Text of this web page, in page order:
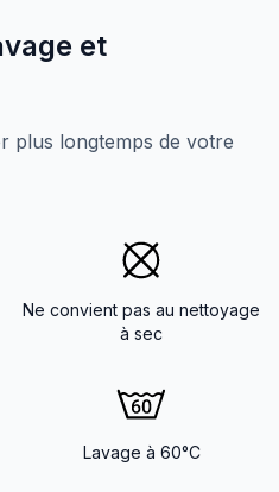
et
plus longtemps de votre
Ne convient pas au nettoyage
à sec
Lavage à 60°C